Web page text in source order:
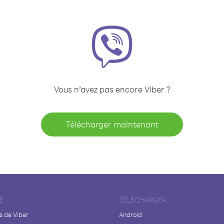
Vous n’avez pas encore Viber ?
Télécharger maintenant
de Viber
TÉLÉCHARGER
Android